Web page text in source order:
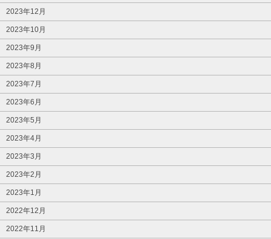
2023年12月
2023年10月
2023年9月
2023年8月
2023年7月
2023年6月
2023年5月
2023年4月
2023年3月
2023年2月
2023年1月
2022年12月
2022年11月